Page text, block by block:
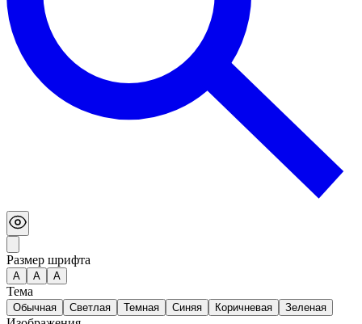
Размер шрифта
А A A
Тема
Обычная Светлая Темная Синяя Коричневая Зеленая